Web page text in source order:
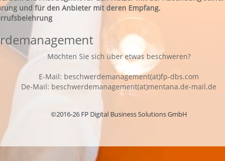
und für den Anbieter mit deren Empfang.
Möchten Sie sich über etwas beschweren?
E-Mail: beschwerdemanagement(at)fp-dbs.com
De-Mail: beschwerdemanagement(at)mentana.de-mail.de
©2016-26 FP Digital Business Solutions GmbH